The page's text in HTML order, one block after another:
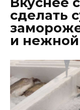
сделать
и нежной